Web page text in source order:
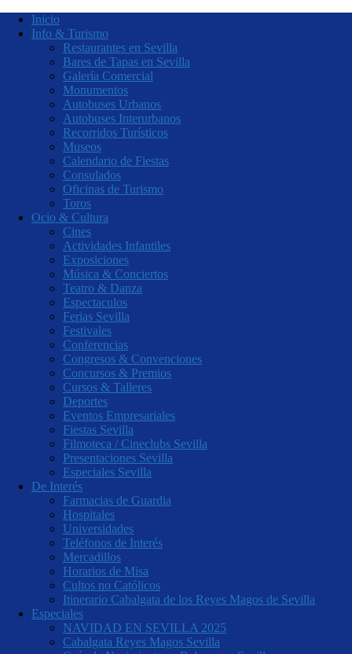
Inicio
Info & Turismo
Restaurantes en Sevilla
Bares de Tapas en Sevilla
Galería Comercial
Monumentos
Autobuses Urbanos
Autobuses Interurbanos
Recorridos Turísticos
Museos
Calendario de Fiestas
Consulados
Oficinas de Turismo
Toros
Ocio & Cultura
Cines
Actividades Infantiles
Exposiciones
Música & Conciertos
Teatro & Danza
Espectaculos
Ferias Sevilla
Festivales
Conferencias
Congresos & Convenciones
Concursos & Premios
Cursos & Talleres
Deportes
Eventos Empresariales
Fiestas Sevilla
Filmoteca / Cineclubs Sevilla
Presentaciones Sevilla
Especiales Sevilla
De Interés
Farmacias de Guardia
Hospitales
Universidades
Teléfonos de Interés
Mercadillos
Horarios de Misa
Cultos no Católicos
Itinerario Cabalgata de los Reyes Magos de Sevilla
Especiales
NAVIDAD EN SEVILLA 2025
Cabalgata Reyes Magos Sevilla